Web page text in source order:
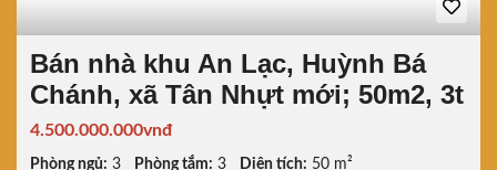
Bán nhà khu An Lạc, Huỳnh Bá
Chánh, xã Tân Nhựt mới; 50m2, 3t
4.500.000.000vnđ
Phòng ngủ: 3 Phòng tắm: 3 Diện tích: 50 m²